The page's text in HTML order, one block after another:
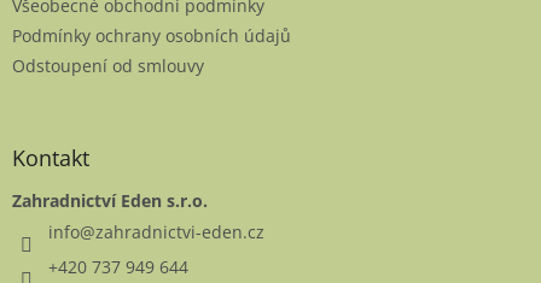
Všeobecné obchodní podmínky
Podmínky ochrany osobních údajů
Odstoupení od smlouvy
Kontakt
Zahradnictví Eden s.r.o.
info@zahradnictvi-eden.cz
+420 737 949 644